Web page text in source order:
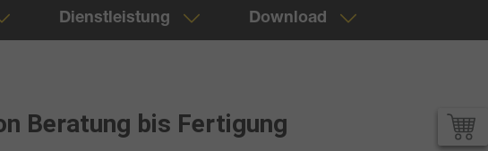
Dienstleistung Download
Beratung bis Fertigung